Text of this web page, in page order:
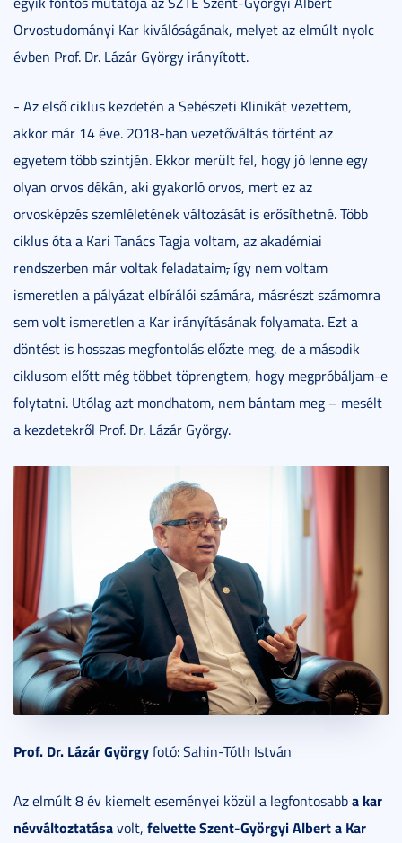
Orvostudományi Kar kiválóságának, melyet az elmúlt nyolc
évben Prof. Dr. Lázár György irányított.
- Az első ciklus kezdetén a Sebészeti Klinikát vezettem,
akkor már 14 éve. 2018-ban vezetőváltás történt az
egyetem több szintjén. Ekkor merült fel, hogy jó lenne egy
olyan orvos dékán, aki gyakorló orvos, mert ez az
orvosképzés szemléletének változását is erősíthetné. Több
ciklus óta a Kari Tanács Tagja voltam, az akadémiai
rendszerben már voltak feladataim,így nem voltam
ismeretlen a pályázat elbírálói számára, másrészt számomra
sem volt ismeretlen a Kar irányításának folyamata. Ezt a
döntést is hosszas megfontolás előzte meg, de a második
ciklusom előtt még többet töprengtem, hogy megpróbáljam-e
folytatni. Utólag azt mondhatom, nem bántam meg – mesélt
a kezdetekről Prof. Dr. Lázár György.
Prof. Dr. Lázár Györgyfotó: Sahin-Tóth István
Az elmúlt 8 év kiemelt eseményei közül a legfontosabba kar
névváltoztatásavolt, felvette Szent-Györgyi Albert a Kar